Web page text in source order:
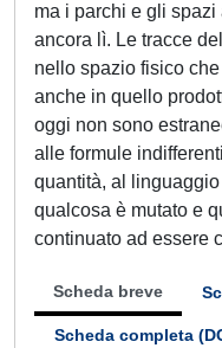
ma i parchi e gli spazi
ancora lì. Le tracce
nello spazio fisico
anche in quello
oggi non sono
alle formule
quantità, al
qualcosa è mutato e
continuato ad essere
Scheda breve
Scheda completa